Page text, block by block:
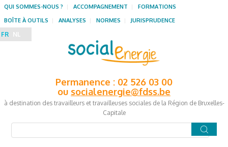
Permanence : 02 526 03 00
ou socialenergie@fdss.be
à destination des travailleurs et travailleuses sociales de la Région de Bruxelles-
Capitale
QUI SOMMES-NOUS ? ACCOMPAGNEMENT
FORMATIONS
BOÎTE À OUTILS
ANALYSES NORMES JURISPRUDENCE
FR NL